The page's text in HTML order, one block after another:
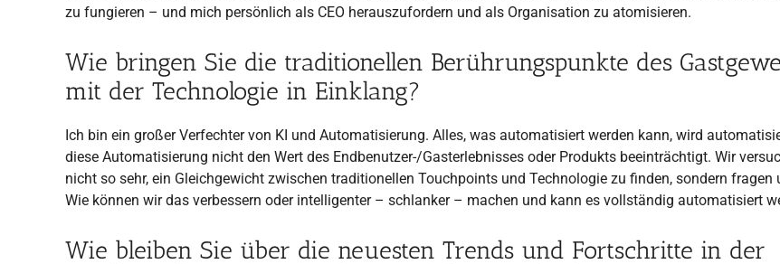
zu fungieren – und mich persönlich als CEO herauszufordern und als Organisation zu atomisieren.
Wie bringen Sie die traditionellen Berührungspunkte des
mit der Technologie in Einklang?
Ich bin ein großer Verfechter von KI und Automatisierung. Alles, was automatisiert werden kann, wird
diese Automatisierung nicht den Wert des Endbenutzer-/Gasterlebnisses oder Produkts beeinträchtigt. Wir
nicht so sehr, ein Gleichgewicht zwischen traditionellen Touchpoints und Technologie zu finden, sondern fragen
Wie können wir das verbessern oder intelligenter – schlanker – machen und kann es vollständig automatisiert
Wie bleiben Sie über die neuesten Trends und Fortschritte in der